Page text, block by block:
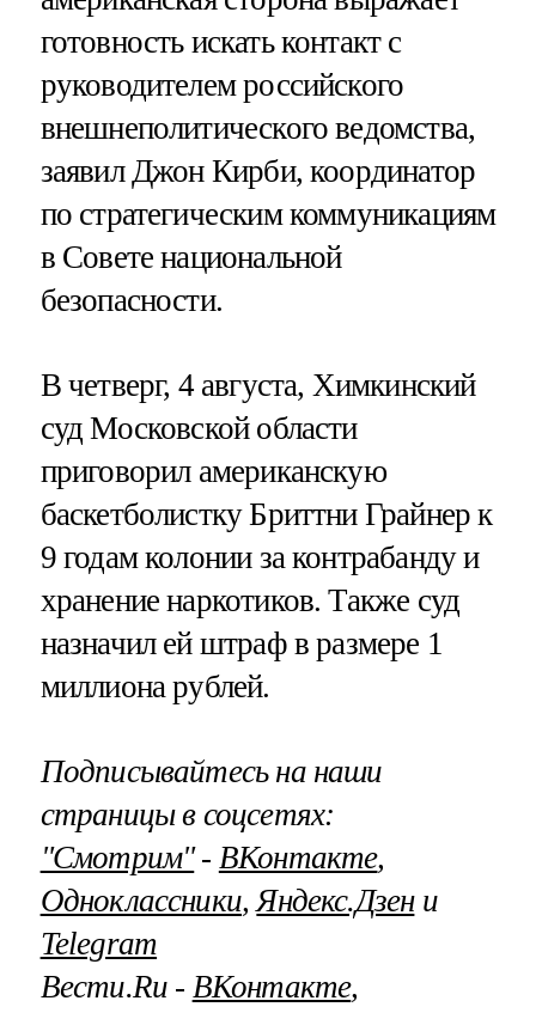
готовность искать контакт с
руководителем российского
внешнеполитического ведомства,
заявил Джон Кирби, координатор
по стратегическим коммуникациям
в Совете национальной
безопасности.
В четверг, 4 августа, Химкинский
суд Московской области
приговорил американскую
баскетболистку Бриттни Грайнер к
9 годам колонии за контрабанду и
хранение наркотиков. Также суд
назначил ей штраф в размере 1
миллиона рублей.
Подписывайтесь на наши
страницы в соцсетях:
"Смотрим"‐ ВКонтакте,
Одноклассники,Яндекс.Дзени
Telegram
Вести.Ru ‐ ВКонтакте,